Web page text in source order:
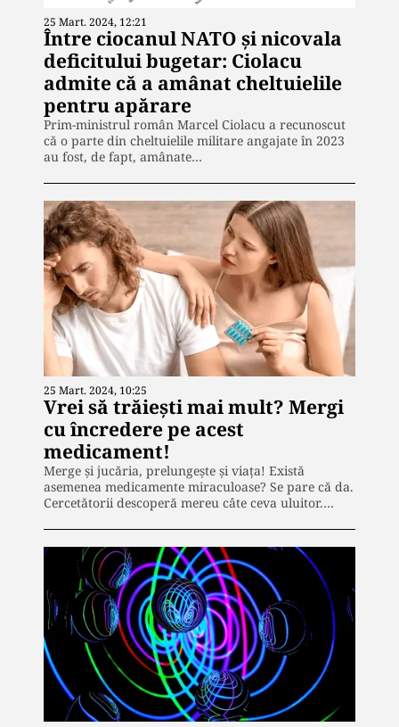
25 Mart. 2024, 12:21
Între ciocanul NATO și nicovala
deficitului bugetar: Ciolacu
admite că a amânat cheltuielile
pentru apărare
Prim-ministrul român Marcel Ciolacu a recunoscut
că o parte din cheltuielile militare angajate în 2023
au fost, de fapt, amânate…
25 Mart. 2024, 10:25
Vrei să trăiești mai mult? Mergi
cu încredere pe acest
medicament!
Merge și jucăria, prelungește și viața! Există
asemenea medicamente miraculoase? Se pare că da.
Cercetătorii descoperă mereu câte ceva uluitor.…